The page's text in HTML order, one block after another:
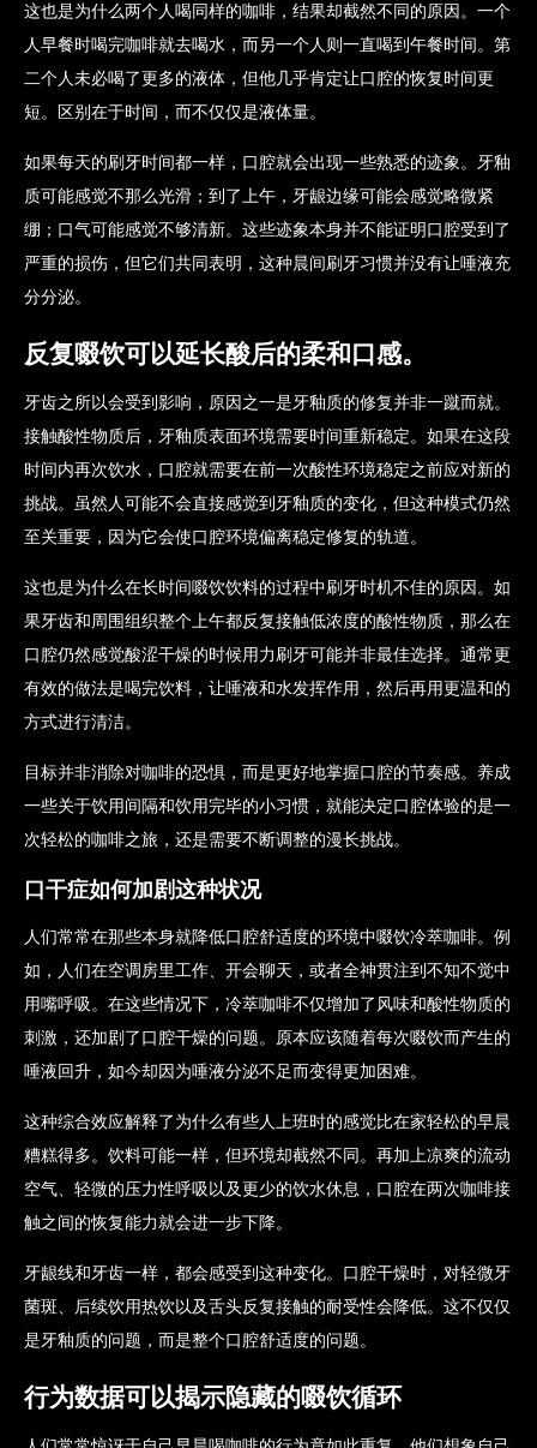
这也是为什么两个人喝同样的咖啡，结果却截然不同的原因。一个
人早餐时喝完咖啡就去喝水，而另一个人则一直喝到午餐时间。第
二个人未必喝了更多的液体，但他几乎肯定让口腔的恢复时间更
短。区别在于时间，而不仅仅是液体量。
如果每天的刷牙时间都一样，口腔就会出现一些熟悉的迹象。牙釉
质可能感觉不那么光滑；到了上午，牙龈边缘可能会感觉略微紧
绷；口气可能感觉不够清新。这些迹象本身并不能证明口腔受到了
严重的损伤，但它们共同表明，这种晨间刷牙习惯并没有让唾液充
分分泌。
反复啜饮可以延长酸后的柔和口感。
牙齿之所以会受到影响，原因之一是牙釉质的修复并非一蹴而就。
接触酸性物质后，牙釉质表面环境需要时间重新稳定。如果在这段
时间内再次饮水，口腔就需要在前一次酸性环境稳定之前应对新的
挑战。虽然人可能不会直接感觉到牙釉质的变化，但这种模式仍然
至关重要，因为它会使口腔环境偏离稳定修复的轨道。
这也是为什么在长时间啜饮饮料的过程中刷牙时机不佳的原因。如
果牙齿和周围组织整个上午都反复接触低浓度的酸性物质，那么在
口腔仍然感觉酸涩干燥的时候用力刷牙可能并非最佳选择。通常更
有效的做法是喝完饮料，让唾液和水发挥作用，然后再用更温和的
方式进行清洁。
目标并非消除对咖啡的恐惧，而是更好地掌握口腔的节奏感。养成
一些关于饮用间隔和饮用完毕的小习惯，就能决定口腔体验的是一
次轻松的咖啡之旅，还是需要不断调整的漫长挑战。
口干症如何加剧这种状况
人们常常在那些本身就降低口腔舒适度的环境中啜饮冷萃咖啡。例
如，人们在空调房里工作、开会聊天，或者全神贯注到不知不觉中
用嘴呼吸。在这些情况下，冷萃咖啡不仅增加了风味和酸性物质的
刺激，还加剧了口腔干燥的问题。原本应该随着每次啜饮而产生的
唾液回升，如今却因为唾液分泌不足而变得更加困难。
这种综合效应解释了为什么有些人上班时的感觉比在家轻松的早晨
糟糕得多。饮料可能一样，但环境却截然不同。再加上凉爽的流动
空气、轻微的压力性呼吸以及更少的饮水休息，口腔在两次咖啡接
触之间的恢复能力就会进一步下降。
牙龈线和牙齿一样，都会感受到这种变化。口腔干燥时，对轻微牙
菌斑、后续饮用热饮以及舌头反复接触的耐受性会降低。这不仅仅
是牙釉质的问题，而是整个口腔舒适度的问题。
行为数据可以揭示隐藏的啜饮循环